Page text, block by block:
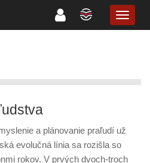
a plánovanie praľudí už
evolučná línia sa rozišla so
rokov. V prvých dvoch-troch